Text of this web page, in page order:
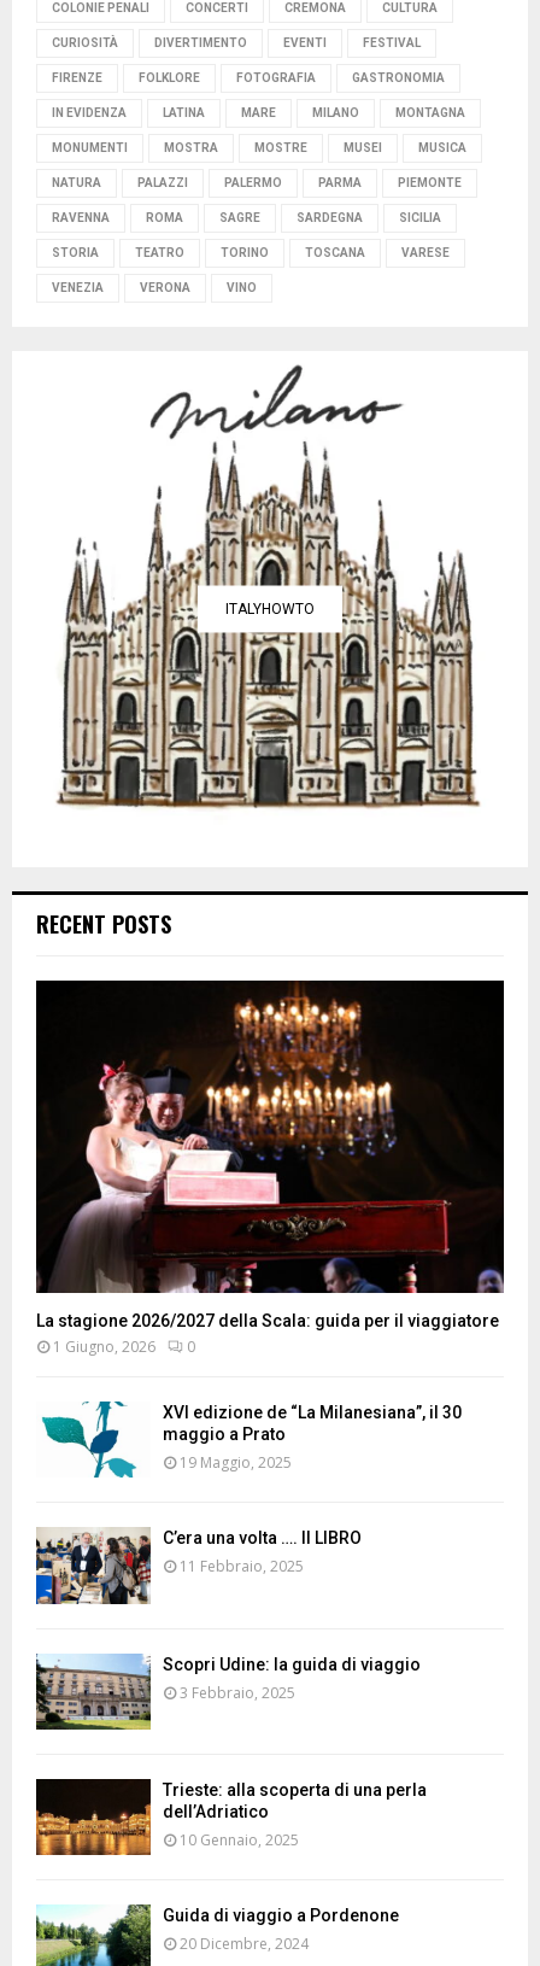
COLONIE PENALI CONCERTI CREMONA CULTURA
CURIOSITÀ DIVERTIMENTO EVENTI FESTIVAL
FIRENZE FOLKLORE FOTOGRAFIA GASTRONOMIA
IN EVIDENZA LATINA MARE MILANO MONTAGNA
MONUMENTI MOSTRA MOSTRE MUSEI MUSICA
NATURA PALAZZI PALERMO PARMA PIEMONTE
RAVENNA ROMA SAGRE SARDEGNA SICILIA
STORIA TEATRO TORINO TOSCANA VARESE
VENEZIA VERONA VINO
ITALYHOWTO
RECENT POSTS
La stagione 2026/2027 della Scala: guida per il viaggiatore
1 Giugno, 2026 0
XVI edizione de “La Milanesiana”, il 30
maggio a Prato
19 Maggio, 2025
C’era una volta …. Il LIBRO
11 Febbraio, 2025
Scopri Udine: la guida di viaggio
3 Febbraio, 2025
Trieste: alla scoperta di una perla
dell’Adriatico
10 Gennaio, 2025
Guida di viaggio a Pordenone
20 Dicembre, 2024